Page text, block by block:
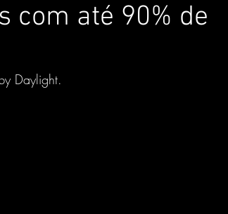
com até 90% de
Daylight.